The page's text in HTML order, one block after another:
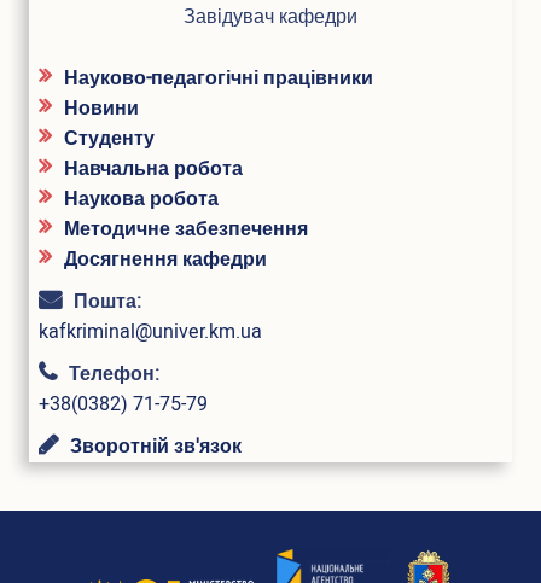
Завідувач кафедри
Науково-педагогічні працівники
Новини
Студенту
Навчальна робота
Наукова робота
Методичне забезпечення
Досягнення кафедри
Пошта:
kafkriminal@univer.km.ua
Телефон:
+38(0382) 71-75-79
Зворотній зв'язок